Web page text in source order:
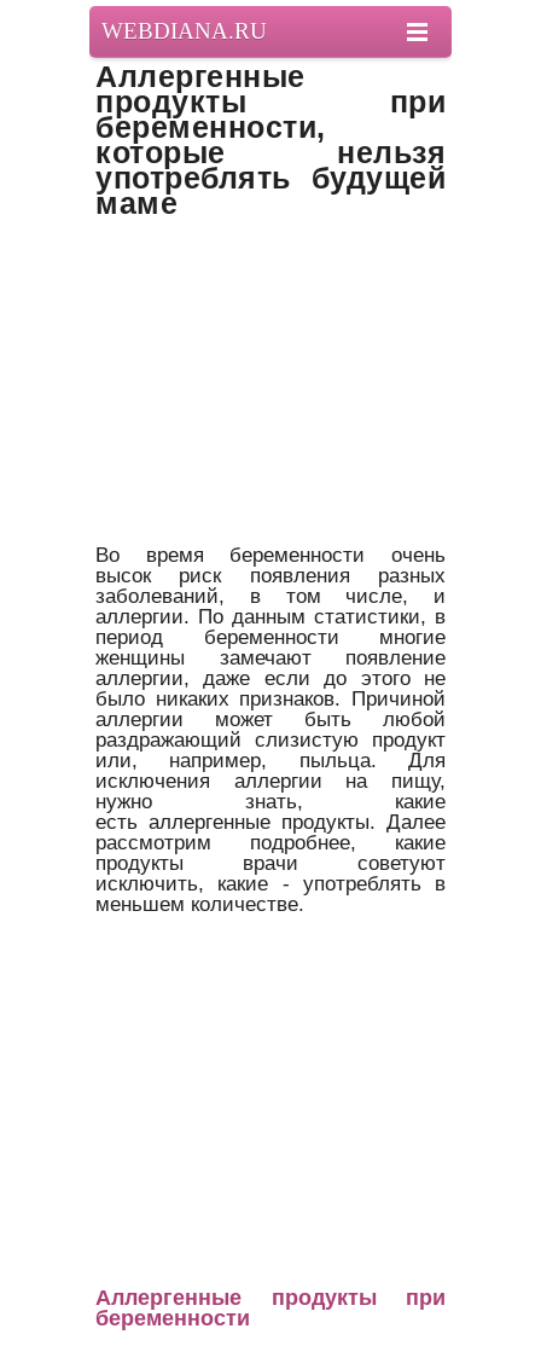
WEBDIANA.RU
Аллергенные
продукты при
беременности,
которые нельзя
употреблять будущей
маме
Во время беременности очень
высок риск появления разных
заболеваний, в том числе, и
аллергии. По данным статистики, в
период беременности многие
женщины замечают появление
аллергии, даже если до этого не
было никаких признаков. Причиной
аллергии может быть любой
раздражающий слизистую продукт
или, например, пыльца. Для
исключения аллергии на пищу,
нужно знать, какие
есть аллергенные продукты. Далее
рассмотрим подробнее, какие
продукты врачи советуют
исключить, какие - употреблять в
меньшем количестве.
Аллергенные продукты при
беременности